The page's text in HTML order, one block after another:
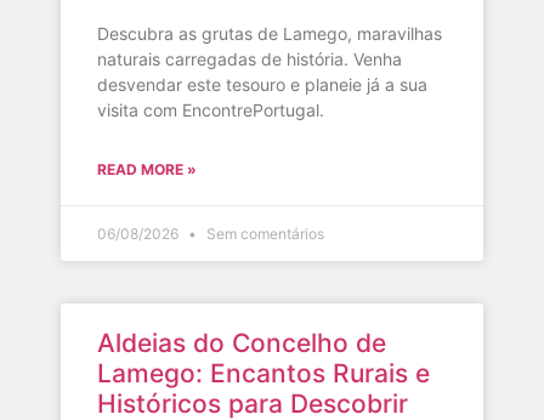
Descubra as grutas de Lamego, maravilhas
naturais carregadas de história. Venha
desvendar este tesouro e planeie já a sua
visita com EncontrePortugal.
READ MORE »
06/08/2026 Sem comentários
Aldeias do Concelho de
Lamego: Encantos Rurais e
Históricos para Descobrir